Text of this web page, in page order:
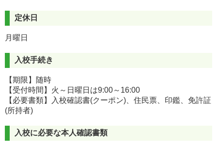
定休日
月曜日
入校手続き
【期限】随時
【受付時間】火～日曜日は9:00～16:00
【必要書類】入校確認書(クーポン)、住民票、印鑑、免許証
(所持者)
入校に必要な本人確認書類